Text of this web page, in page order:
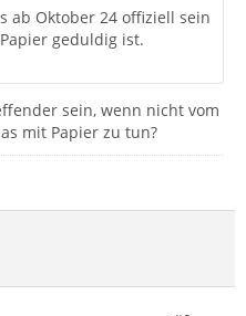
ab Oktober 24 offiziell sein
geduldig ist.
sein, wenn nicht vom
mit Papier zu tun?